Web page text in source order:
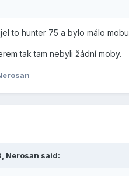
to hunter 75 a bylo málo mobu
tak tam nebyli žádní moby.
Nerosan said: